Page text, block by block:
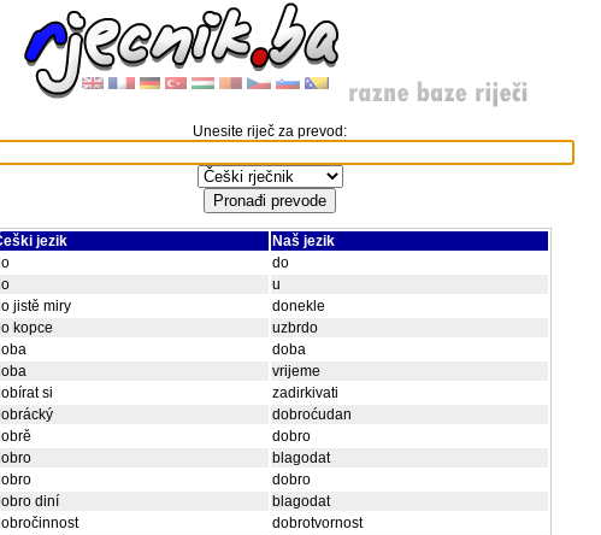
Unesite riječ za prevod:
jezik
Naš jezik
do
u
jistě miry
donekle
kopce
uzbrdo
doba
vrijeme
si
zadirkivati
dobroćudan
dobro
blagodat
dobro
diní
blagodat
dobrotvornost